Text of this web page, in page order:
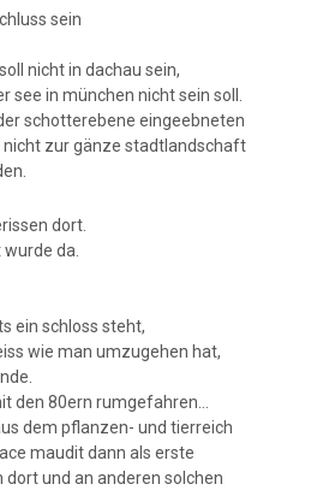
sein
nicht in dachau sein,
see in münchen nicht sein soll.
schotterebene eingeebneten
zur gänze stadtlandschaft
dort.
da.
ein schloss steht,
wie man umzugehen hat,
den 80ern rumgefahren…
dem pflanzen- und tierreich
maudit dann als erste
und an anderen solchen